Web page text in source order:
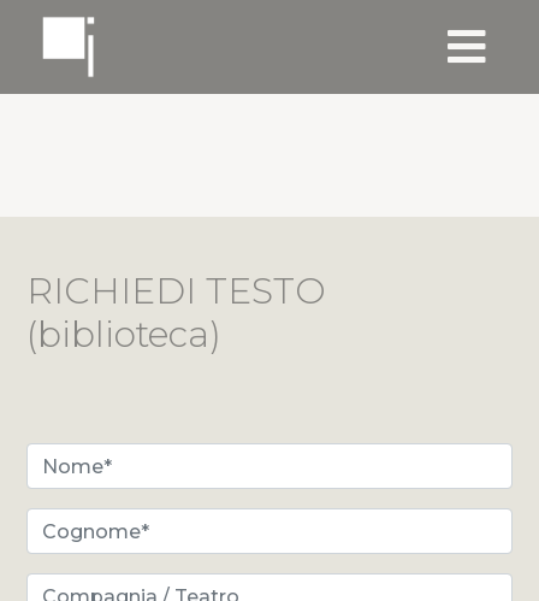
RICHIEDI TESTO
(biblioteca)